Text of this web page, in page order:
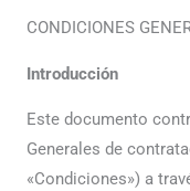
CONDICIONES
Introducción
Este documento
Generales de
«Condiciones») a